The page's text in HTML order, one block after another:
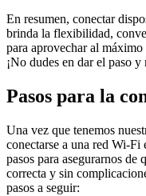
En resumen, conectar
brinda la flexibilidad,
para aprovechar al
¡No dudes en dar el paso
Pasos para la
Una vez que tenemos
conectarse a una red Wi-Fi
pasos para asegurarnos de
correcta y sin
pasos a seguir: